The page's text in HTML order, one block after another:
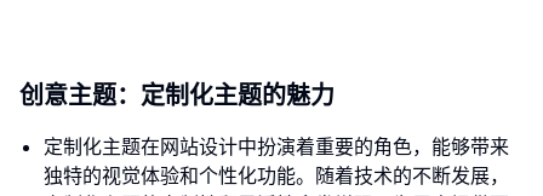
创意主题：定制化主题的魅力
定制化主题在网站设计中扮演着重要的角色，能够带来
独特的视觉体验和个性化功能。随着技术的不断发展，